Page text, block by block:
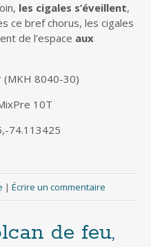
les cigales s’éveillent,
ce bref chorus, les cigales
de l’espace aux
(MKH 8040-30)
10T
74.113425
| Écrire un commentaire
de feu,